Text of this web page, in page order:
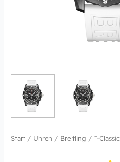
Start / Uhren / Breitling /T-Classic